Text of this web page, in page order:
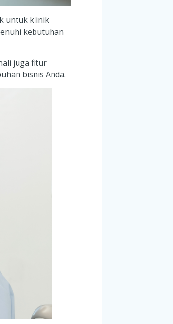
untuk klinik
kebutuhan
juga fitur
bisnis Anda.